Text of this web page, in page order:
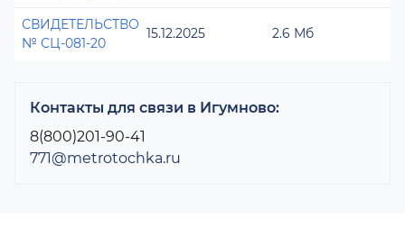
СВИДЕТЕЛЬСТВО
№ СЦ-081-20
15.12.2025 2.6 Мб
Контакты для связи в Игумново:
8(800)201-90-41
771@metrotochka.ru